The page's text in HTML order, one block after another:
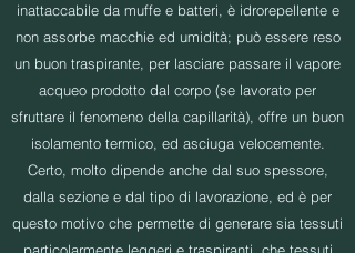
inattaccabile da muffe e batteri, è idrorepellente e
non assorbe macchie ed umidità; può essere reso
un buon traspirante, per lasciare passare il vapore
acqueo prodotto dal corpo (se lavorato per
sfruttare il fenomeno della capillarità), offre un buon
isolamento termico, ed asciuga velocemente.
Certo, molto dipende anche dal suo spessore,
dalla sezione e dal tipo di lavorazione, ed è per
questo motivo che permette di generare sia tessuti